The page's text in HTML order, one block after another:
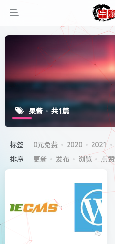
果酱 共1篇
标签 0元免费 2020 2021
排序
更新 发布 浏览 点赞